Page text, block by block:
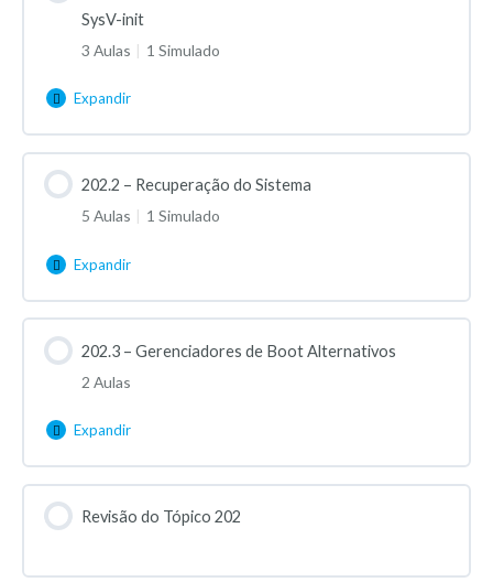
SysV-init
3 Aulas | 1 Simulado
Expandir
202.2 – Recuperação do Sistema
5 Aulas | 1 Simulado
Expandir
202.3 – Gerenciadores de Boot Alternativos
2 Aulas
Expandir
Revisão do Tópico 202